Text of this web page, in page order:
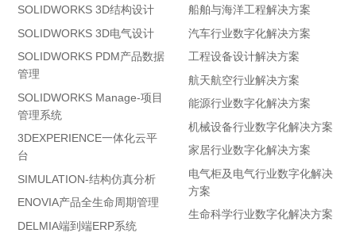
SOLIDWORKS 3D结构设计
SOLIDWORKS 3D电气设计
SOLIDWORKS PDM产品数据
管理
SOLIDWORKS Manage-项目
管理系统
3DEXPERIENCE一体化云平
台
SIMULATION-结构仿真分析
ENOVIA产品全生命周期管理
DELMIA端到端ERP系统
船舶与海洋工程解决方案
汽车行业数字化解决方案
工程设备设计解决方案
航天航空行业解决方案
能源行业数字化解决方案
机械设备行业数字化解决方案
家居行业数字化解决方案
电气柜及电气行业数字化解决
方案
生命科学行业数字化解决方案